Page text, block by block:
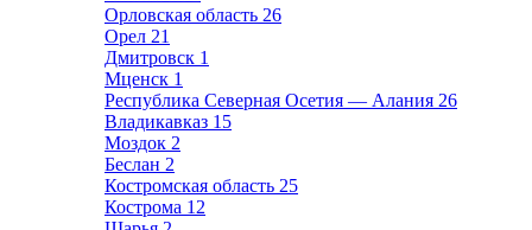
Орловская область 26
Орел 21
Дмитровск 1
Мценск 1
Республика Северная Осетия — Алания 26
Владикавказ 15
Моздок 2
Беслан 2
Костромская область 25
Кострома 12